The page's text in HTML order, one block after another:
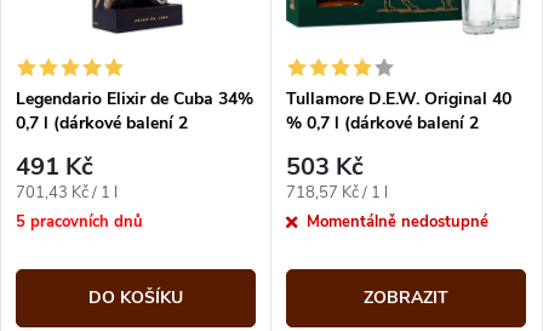
Legendario Elixir de Cuba 34%
0,7 l (dárkové balení 2
491 Kč
Měrná
cena:
701,43 Kč / 1 l
5 pracovních dnů
DO KOŠÍKU
Tullamore D.E.W. Original 40
% 0,7 l (dárkové balení 2
503 Kč
Měrná
cena:
718,57 Kč / 1 l
Momentálně nedostupné
ZOBRAZIT